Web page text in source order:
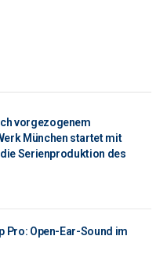
vorgezogenem
München startet mit
Serienproduktion des
Pro: Open-Ear-Sound im